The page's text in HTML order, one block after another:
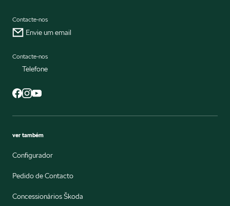
Contacte-nos
Envie um email
Contacte-nos
Telefone
ver também
Configurador
Pedido de Contacto
Concessionários Škoda